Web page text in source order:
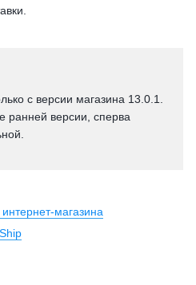
с версии магазина 13.0.1.
ранней версии, сперва
магазина